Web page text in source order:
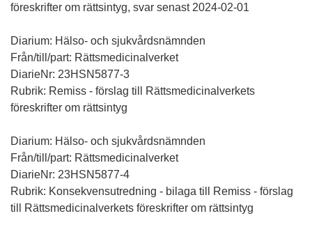
föreskrifter om rättsintyg, svar senast 2024-02-01
Diarium: Hälso- och sjukvårdsnämnden
Från/till/part: Rättsmedicinalverket
DiarieNr: 23HSN5877-3
Rubrik: Remiss - förslag till Rättsmedicinalverkets
föreskrifter om rättsintyg
Diarium: Hälso- och sjukvårdsnämnden
Från/till/part: Rättsmedicinalverket
DiarieNr: 23HSN5877-4
Rubrik: Konsekvensutredning - bilaga till Remiss - förslag
till Rättsmedicinalverkets föreskrifter om rättsintyg